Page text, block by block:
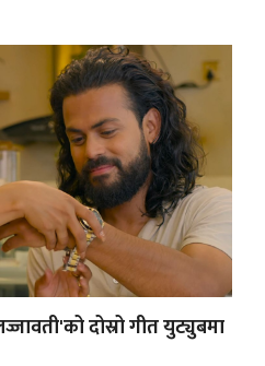
दोस्रो गीत युट्युबमा